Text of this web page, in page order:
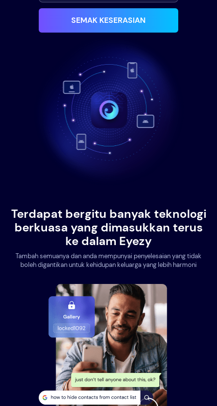
SEMAK KESERASIAN
Terdapat bergitu banyak teknologi
berkuasa yang dimasukkan terus
ke dalam Eyezy
Tambah semuanya dan anda mempunyai penyelesaian yang tidak
boleh digantikan untuk kehidupan keluarga yang lebih harmoni